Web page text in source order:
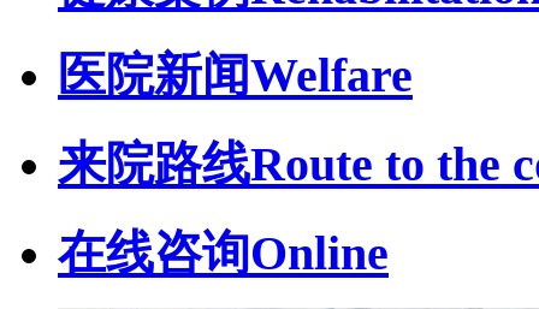
医院新闻Welfare
来院路线Route to the
在线咨询Online